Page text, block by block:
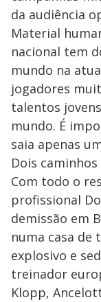
da audiência
Material
nacional tem
mundo na
jogadores
talentos
mundo. É
saia apenas
Dois
Com todo o
profissional
demissão em
numa casa de
explosivo e
treinador
Klopp,